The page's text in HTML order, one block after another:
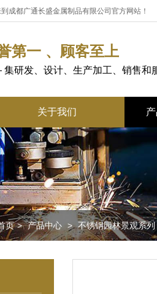
成都广通长盛金属制品有限公司官方网站！
第一 、顾客至上
研发、设计、生产加工、销售和
关于我们
酒店
不锈
页 > 产品中心 > 不锈钢园林景观系列